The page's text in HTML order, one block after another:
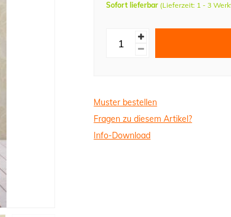
Sofort lieferbar (Lieferzeit: 1 - 3
Muster bestellen
Fragen zu diesem Artikel?
Info-Download